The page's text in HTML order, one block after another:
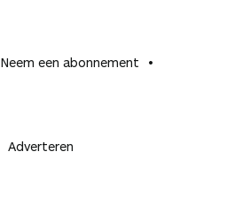
Neem een abonnement
Adverteren